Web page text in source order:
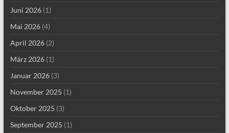
Juni 2026(1)
Mai 2026(4)
April 2026(2)
März 2026(1)
Januar 2026(3)
November 2025 (1)
Oktober 2025 (3)
September 2025 (1)